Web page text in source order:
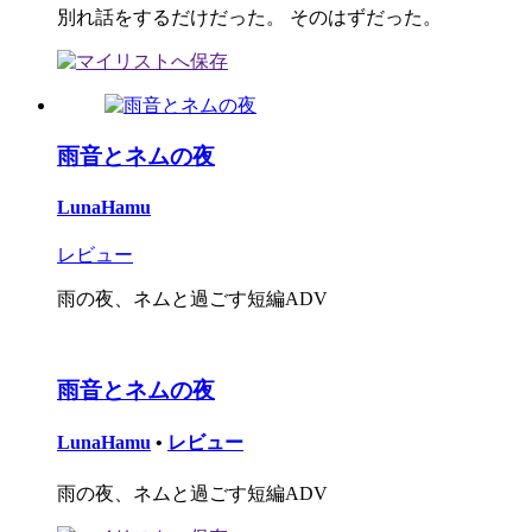
別れ話をするだけだった。 そのはずだった。
雨音とネムの夜
LunaHamu
レビュー
雨の夜、ネムと過ごす短編ADV
雨音とネムの夜
LunaHamu • レビュー
雨の夜、ネムと過ごす短編ADV